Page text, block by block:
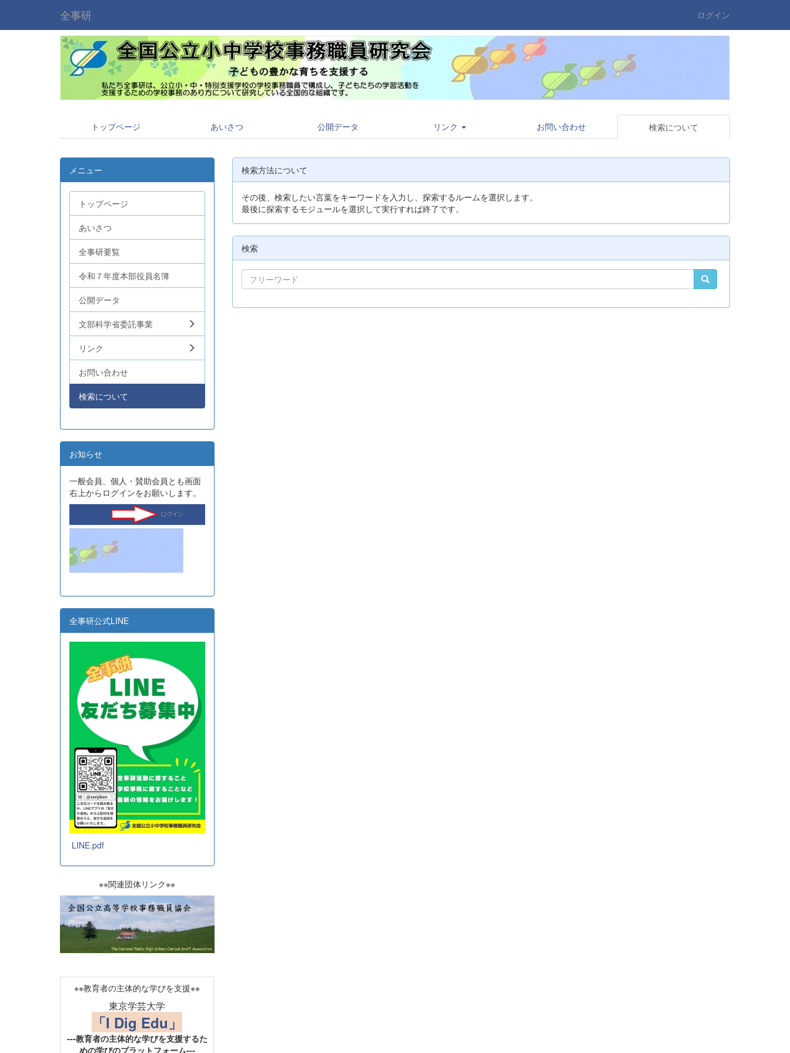
全事研 ログイン
トップページ あいさつ 公開データ リンク お問い合わせ 検索について
検索方法について
その後、検索したい言葉をキーワードを入力し、探索するルームを選択します。
最後に探索するモジュールを選択して実行すれば終了です。
検索
メニュー
トップページ
あいさつ
全事研要覧
令和７年度本部役員名簿
公開データ
文部科学省委託事業
リンク
お問い合わせ
検索について
お知らせ
一般会員、個人・賛助会員とも画面
右上からログインをお願いします。
全事研公式LINE
LINE.pdf
※※関連団体リンク※※
※※教育者の主体的な学びを支援※※
東京学芸大学
「I Dig Edu」
---教育者の主体的な学びを支援するた
めの学びのプラットフォーム---